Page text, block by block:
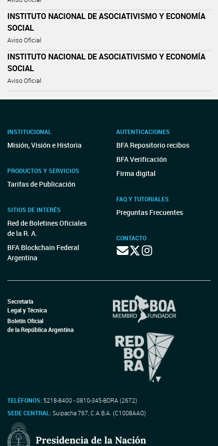
INSTITUTO NACIONAL DE ASOCIATIVISMO Y ECONOMÍA
SOCIAL
Aviso Oficial
INSTITUTO NACIONAL DE ASOCIATIVISMO Y ECONOMÍA
SOCIAL
Aviso Oficial
INSTITUCIONAL
Misión, Visión e Historia
PRODUCTOS Y SERVICIOS
Tarifas de Publicación
SITIOS DE INTERÉS
Red de Boletines Oficiales
de la R. A.
BFA Blockchain Federal
Argentina
AUTENTICACIONES
BFA Repositorio recibos
BFA Verificación
Firma digital
FAQ Y TUTORIALES
Preguntas Frecuentes
CONTACTO
Secretaría
Legal y Técnica
Boletín Oficial
de la República Argentina
TELÉFONOS: 5218-8400 - 0810-345-BORA (2672)
SEDE CENTRAL:Suipacha 767, C.A.B.A. (C1008AAO)